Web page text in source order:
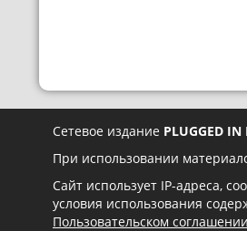
Сетевое издание PLUGGED IN
При использовании
Сайт использует IP-адреса,
условия использования
Пользовательском соглашении